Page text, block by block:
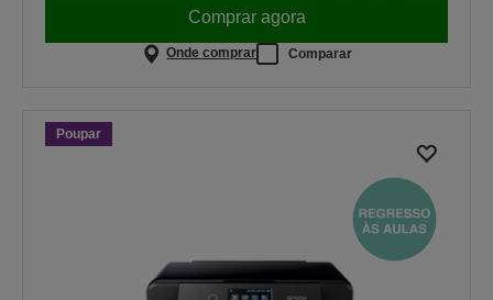
Comprar agora
Onde comprar Comparar
Poupar